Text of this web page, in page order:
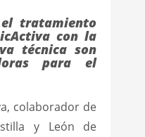
tratamiento
con la
técnica son
para el
colaborador de
y León de